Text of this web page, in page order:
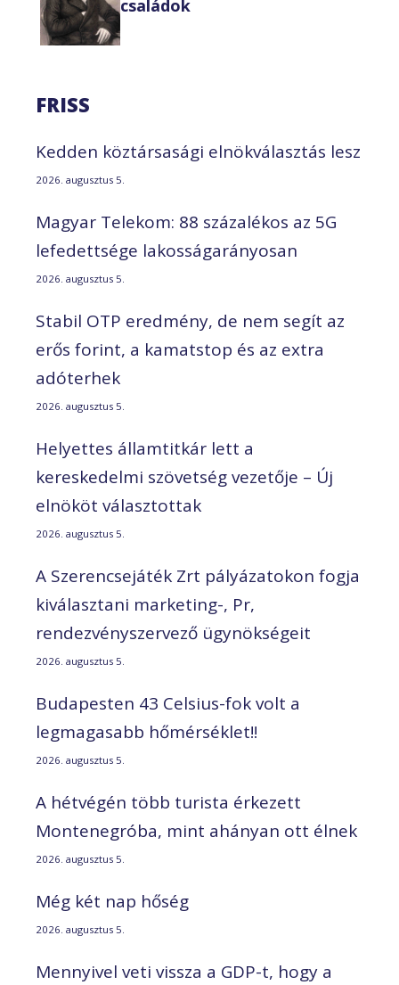
családok
FRISS
Kedden köztársasági elnökválasztás lesz
2026. augusztus 5.
Magyar Telekom: 88 százalékos az 5G
lefedettsége lakosságarányosan
2026. augusztus 5.
Stabil OTP eredmény, de nem segít az
erős forint, a kamatstop és az extra
adóterhek
2026. augusztus 5.
Helyettes államtitkár lett a
kereskedelmi szövetség vezetője – Új
elnököt választottak
2026. augusztus 5.
A Szerencsejáték Zrt pályázatokon fogja
kiválasztani marketing-, Pr,
rendezvényszervező ügynökségeit
2026. augusztus 5.
Budapesten 43 Celsius-fok volt a
legmagasabb hőmérséklet!!
2026. augusztus 5.
A hétvégén több turista érkezett
Montenegróba, mint ahányan ott élnek
2026. augusztus 5.
Még két nap hőség
2026. augusztus 5.
Mennyivel veti vissza a GDP-t, hogy a